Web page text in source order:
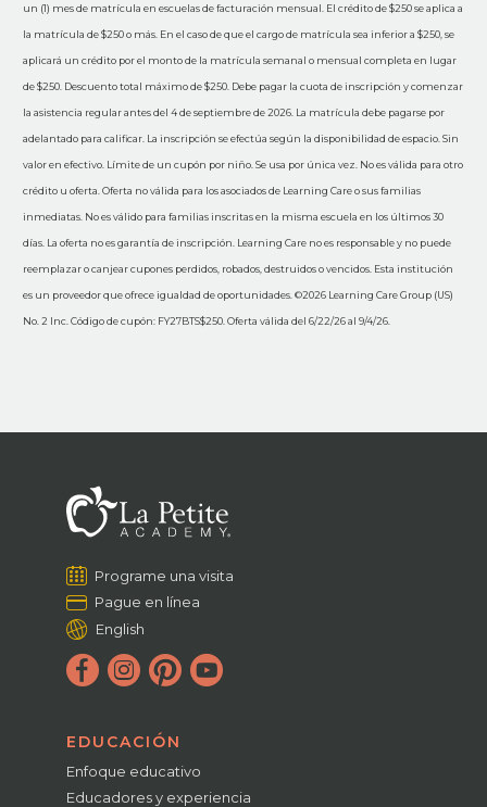
un (1) mes de matrícula en escuelas de facturación mensual. El crédito de $250 se aplica a
la matrícula de $250 o más. En el caso de que el cargo de matrícula sea inferior a $250, se
aplicará un crédito por el monto de la matrícula semanal o mensual completa en lugar
de $250. Descuento total máximo de $250. Debe pagar la cuota de inscripción y comenzar
la asistencia regular antes del 4 de septiembre de 2026. La matrícula debe pagarse por
adelantado para calificar. La inscripción se efectúa según la disponibilidad de espacio. Sin
valor en efectivo. Límite de un cupón por niño. Se usa por única vez. No es válida para otro
crédito u oferta. Oferta no válida para los asociados de Learning Care o sus familias
inmediatas. No es válido para familias inscritas en la misma escuela en los últimos 30
días. La oferta no es garantía de inscripción. Learning Care no es responsable y no puede
reemplazar o canjear cupones perdidos, robados, destruidos o vencidos. Esta institución
es un proveedor que ofrece igualdad de oportunidades. ©2026 Learning Care Group (US)
No. 2 Inc. Código de cupón: FY27BTS$250. Oferta válida del 6/22/26 al 9/4/26.
Programe una visita
Pague en línea
English
EDUCACIÓN
Enfoque educativo
Educadores y experiencia